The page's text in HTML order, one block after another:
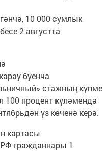
10 000 сумлык
2 августта
буенча
стажның күпме
100 процент күләмендә
үз көченә керә.
картасы
гражданнары 1